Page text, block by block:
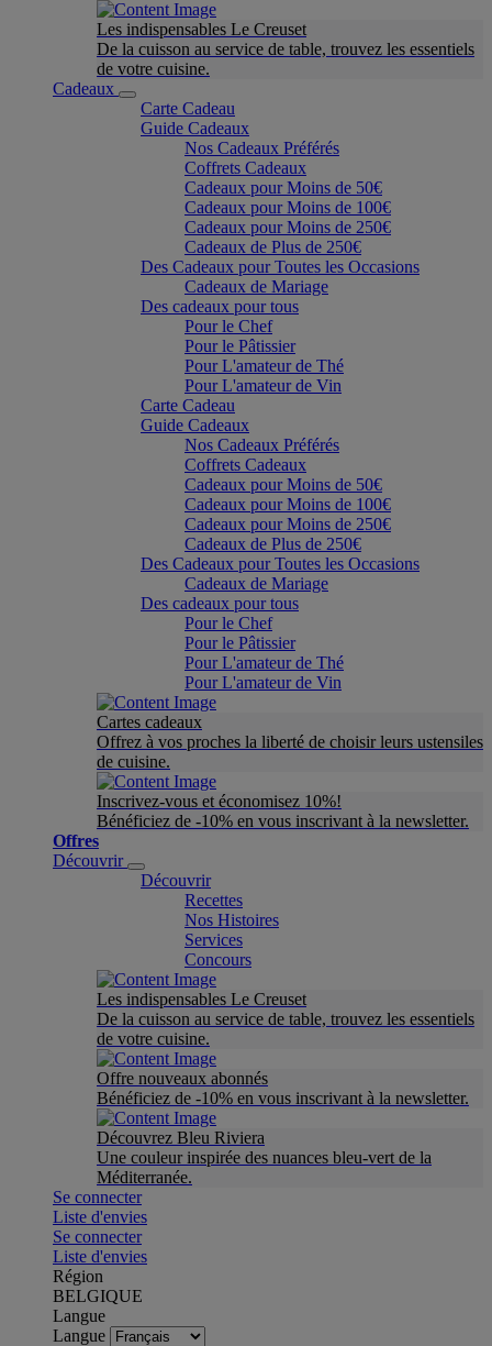
Les indispensables Le Creuset
De la cuisson au service de table, trouvez les essentiels
de votre cuisine.
Cadeaux
Carte Cadeau
Guide Cadeaux
Nos Cadeaux Préférés
Coffrets Cadeaux
Cadeaux pour Moins de 50€
Cadeaux pour Moins de 100€
Cadeaux pour Moins de 250€
Cadeaux de Plus de 250€
Des Cadeaux pour Toutes les Occasions
Cadeaux de Mariage
Des cadeaux pour tous
Pour le Chef
Pour le Pâtissier
Pour L'amateur de Thé
Pour L'amateur de Vin
Carte Cadeau
Guide Cadeaux
Nos Cadeaux Préférés
Coffrets Cadeaux
Cadeaux pour Moins de 50€
Cadeaux pour Moins de 100€
Cadeaux pour Moins de 250€
Cadeaux de Plus de 250€
Des Cadeaux pour Toutes les Occasions
Cadeaux de Mariage
Des cadeaux pour tous
Pour le Chef
Pour le Pâtissier
Pour L'amateur de Thé
Pour L'amateur de Vin
Cartes cadeaux
Offrez à vos proches la liberté de choisir leurs ustensiles
de cuisine.
Inscrivez-vous et économisez 10%!
Bénéficiez de -10% en vous inscrivant à la newsletter.
Offres
Découvrir
Découvrir
Recettes
Nos Histoires
Services
Concours
Les indispensables Le Creuset
De la cuisson au service de table, trouvez les essentiels
de votre cuisine.
Offre nouveaux abonnés
Bénéficiez de -10% en vous inscrivant à la newsletter.
Découvrez Bleu Riviera
Une couleur inspirée des nuances bleu-vert de la
Méditerranée.
Se connecter
Liste d'envies
Se connecter
Liste d'envies
Région
BELGIQUE
Langue
Langue